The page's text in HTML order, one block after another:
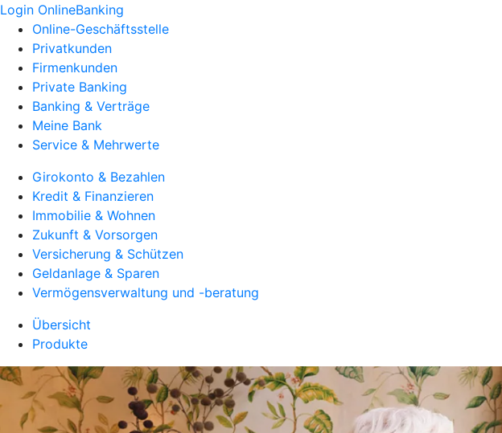
Login OnlineBanking
Online-Geschäftsstelle
Privatkunden
Firmenkunden
Private Banking
Banking & Verträge
Meine Bank
Service & Mehrwerte
Girokonto & Bezahlen
Kredit & Finanzieren
Immobilie & Wohnen
Zukunft & Vorsorgen
Versicherung & Schützen
Geldanlage & Sparen
Vermögensverwaltung und -beratung
Übersicht
Produkte